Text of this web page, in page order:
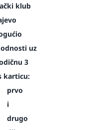
klub
uz
3
karticu:
prvo
i
drugo